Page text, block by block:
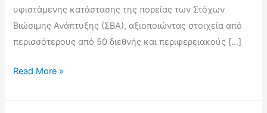
υφιστάμενης κατάστασης της πορείας των Στόχων
Βιώσιμης Ανάπτυξης (ΣΒΑ), αξιοποιώντας στοιχεία από
περισσότερους από 50 διεθνής και περιφερειακούς […]
Έκθεση
Γενικού
Read More »